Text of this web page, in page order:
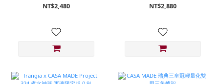
NT$2,480 NT$2,880